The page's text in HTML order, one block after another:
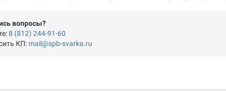
вопросы?
8 (812) 244-91-60
КП: mail@spb-svarka.ru